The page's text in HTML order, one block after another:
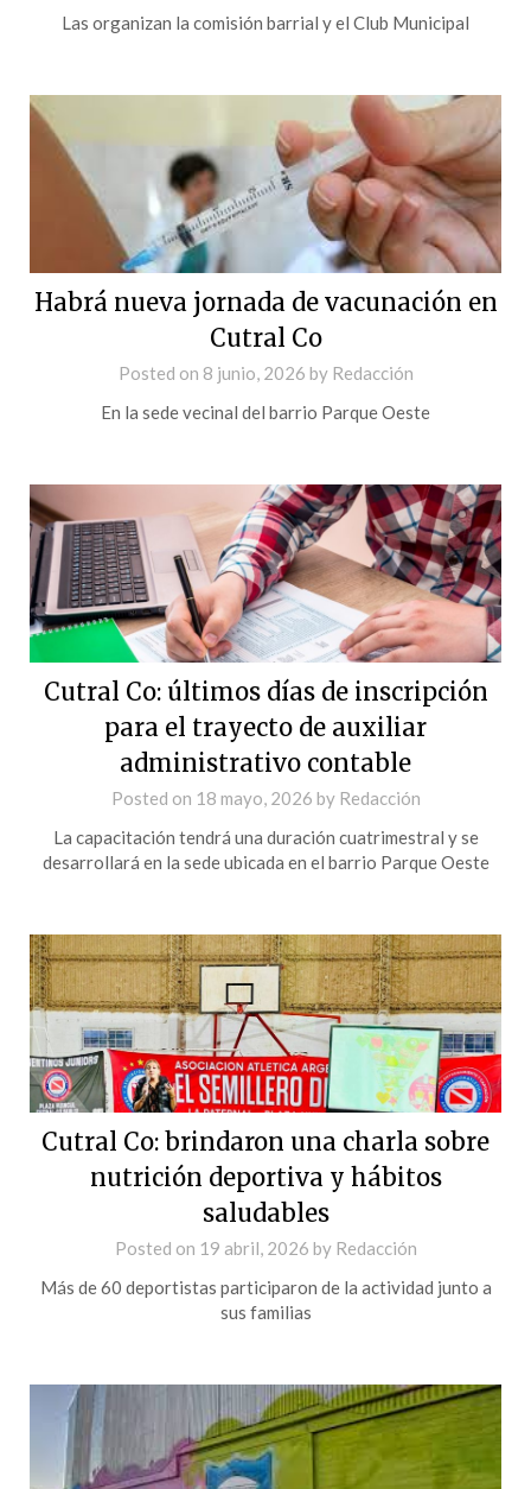
Las organizan la comisión barrial y el Club Municipal
Habrá nueva jornada de vacunación en
Cutral Co
Posted on 8 junio, 2026 by Redacción
En la sede vecinal del barrio Parque Oeste
Cutral Co: últimos días de inscripción
para el trayecto de auxiliar
administrativo contable
Posted on 18 mayo, 2026 by Redacción
La capacitación tendrá una duración cuatrimestral y se
desarrollará en la sede ubicada en el barrio Parque Oeste
Cutral Co: brindaron una charla sobre
nutrición deportiva y hábitos
saludables
Posted on 19 abril, 2026 by Redacción
Más de 60 deportistas participaron de la actividad junto a
sus familias